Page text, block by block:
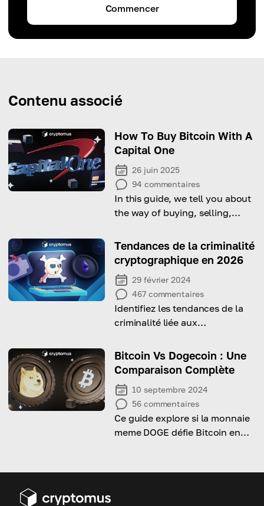
Commencer
Contenu associé
How To Buy Bitcoin With A
Capital One
26 juin 2025
94 commentaires
In this guide, we tell you about
the way of buying, selling,
Bitcoin and other crypto using
a Capital One credit card, and
give you tips on how to do it
successfully!
Tendances de la criminalité
cryptographique en 2026
29 février 2024
467 commentaires
Identifiez les tendances de la
criminalité liée aux
2026 dans cet aperçu complet
Bitcoin Vs Dogecoin : Une
Comparaison Complète
10 septembre 2024
56 commentaires
Ce guide explore si la monnaie
meme DOGE défie Bitcoin en